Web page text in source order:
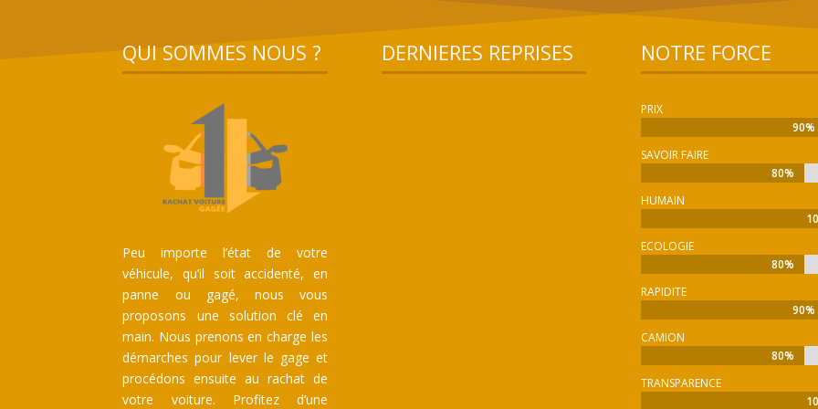
QUI SOMMES NOUS ?
Peu importe l’état de votre
véhicule, qu’il soit accidenté, en
panne ou gagé, nous vous
proposons une solution clé en
main. Nous prenons en charge les
démarches pour lever le gage et
procédons ensuite au rachat de
votre voiture. Profitez d’une
DERNIERES REPRISES NOTRE FORCE
PRIX
90%
90%
SAVOIR FAIRE
80%
80%
HUMAIN
ECOLOGIE
80%
80%
RAPIDITE
90%
90%
CAMION
80%
80%
TRANSPARENCE